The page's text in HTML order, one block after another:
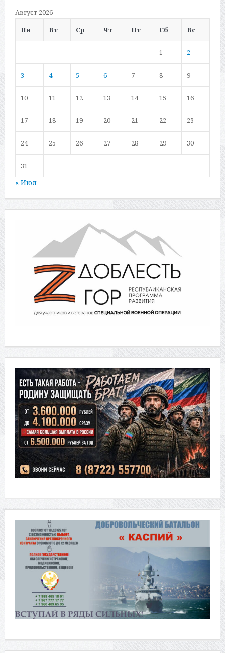
Август 2026
Пн
Вт Ср Чт Пт Сб Вс
1 2
3 4 5 6 7 8 9
10 11 12 13 14 15 16
17 18 19 20 21 22 23
24 25 26 27 28 29 30
31
« Июл